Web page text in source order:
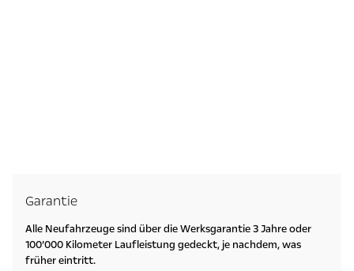
Garantie
Alle Neufahrzeuge sind über die Werksgarantie 3 Jahre oder
100’000 Kilometer Laufleistung gedeckt, je nachdem, was
früher eintritt.